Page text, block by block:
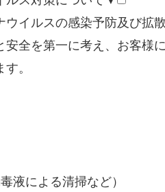
ウイルスの感染予防及び拡
安全を第一に考え、お客様
。
液による清掃など）